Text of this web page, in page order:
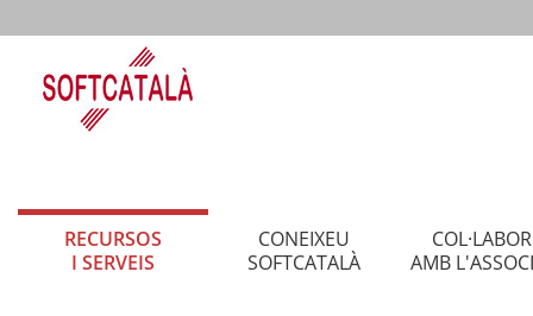
RECURSOS
I SERVEIS
CONEIXEU
SOFTCATALÀ
AMB